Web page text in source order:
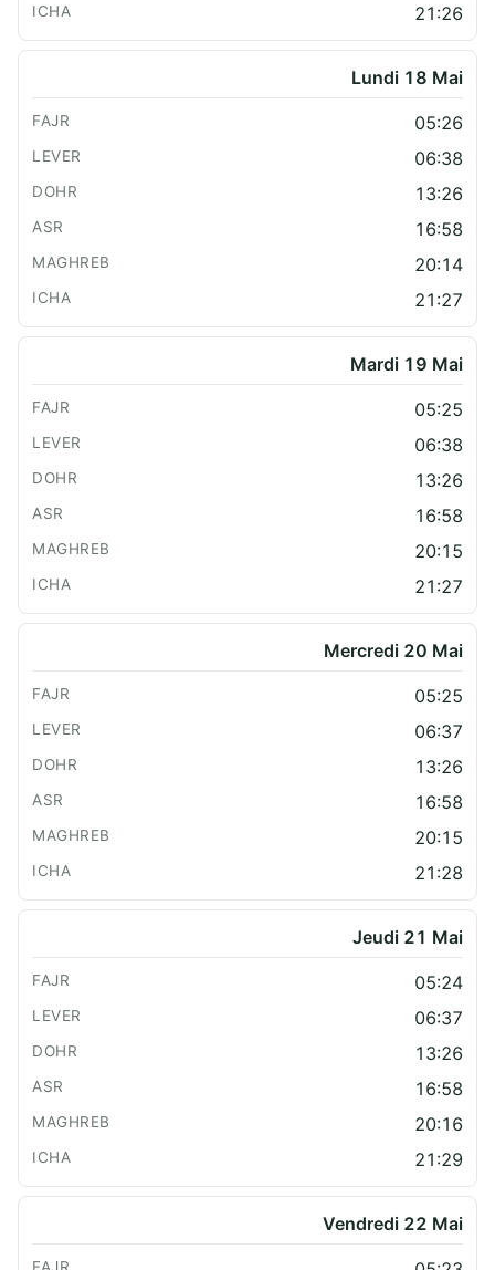
21:26
Lundi 18 Mai
05:26
06:38
13:26
16:58
20:14
21:27
Mardi 19 Mai
05:25
06:38
13:26
16:58
20:15
21:27
Mercredi 20 Mai
05:25
06:37
13:26
16:58
20:15
21:28
Jeudi 21 Mai
05:24
06:37
13:26
16:58
20:16
21:29
Vendredi 22 Mai